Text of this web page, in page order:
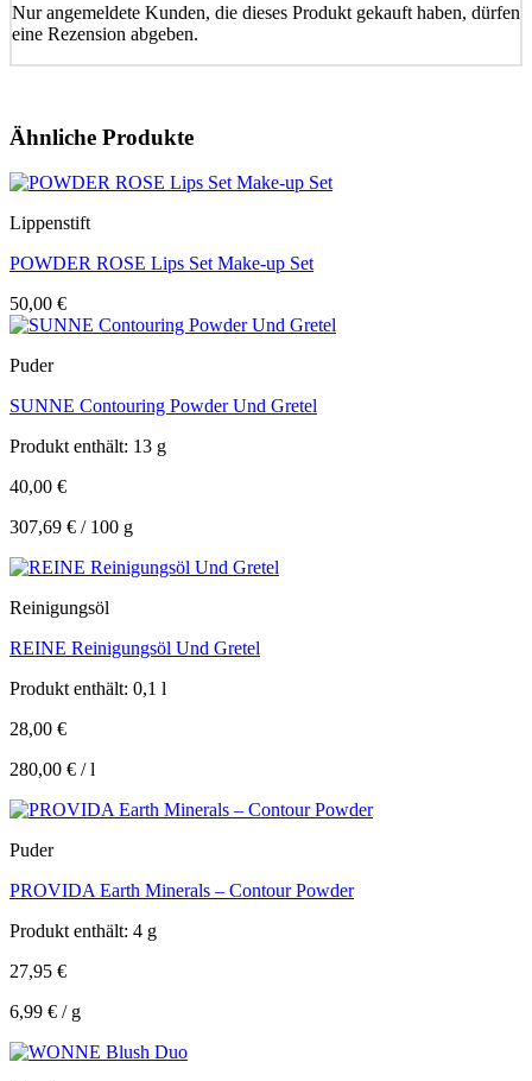
Nur angemeldete Kunden, die dieses Produkt gekauft haben, dürfen
eine Rezension abgeben.
Ähnliche Produkte
Lippenstift
POWDER ROSE Lips Set Make-up Set
50,00 €
Puder
SUNNE Contouring Powder Und Gretel
Produkt enthält: 13 g
40,00 €
307,69 € / 100 g
Reinigungsöl
REINE Reinigungsöl Und Gretel
Produkt enthält: 0,1 l
28,00 €
280,00 € /l
Puder
PROVIDA Earth Minerals – Contour Powder
Produkt enthält: 4 g
27,95 €
6,99 € / g